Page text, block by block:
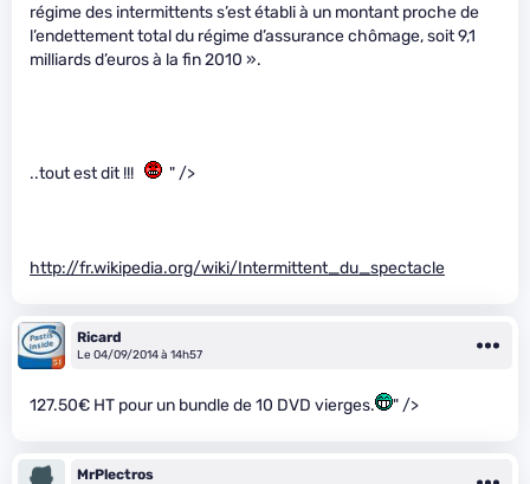
régime des intermittents s’est établi à un montant proche de
l’endettement total du régime d’assurance chômage, soit 9,1
milliards d’euros à la fin 2010 ».
..tout est dit !!! " />
http://fr.wikipedia.org/wiki/Intermittent_du_spectacle
Ricard
Le 04/09/2014 à 14h57
127.50€ HT pour un bundle de 10 DVD vierges. " />
MrPlectros